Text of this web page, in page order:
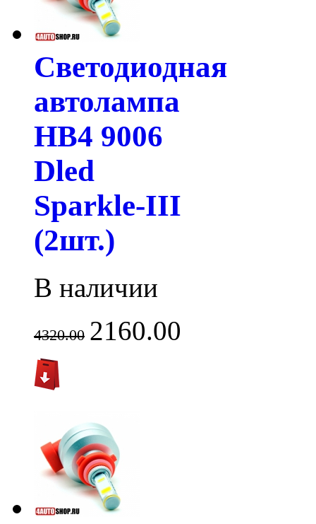
Светодиодная
автолампа
HB4 9006
Dled
Sparkle-III
(2шт.)
В наличии
4320.00 2160.00